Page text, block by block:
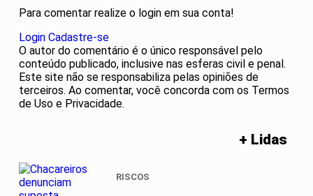
Para comentar realize o login em sua conta!
Login Cadastre-se
O autor do comentário é o único responsável pelo
conteúdo publicado, inclusive nas esferas civil e penal.
Este site não se responsabiliza pelas opiniões de
terceiros. Ao comentar, você concorda com os Termos
de Uso e Privacidade.
+ Lidas
RISCOS